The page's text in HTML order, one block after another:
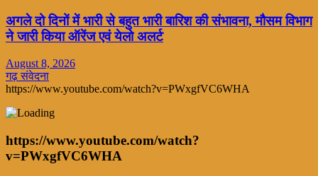
अगले दो दिनों में भारी से बहुत भारी बारिश की संभावना, मौसम विभाग
ने जारी किया ऑरेंज एवं येलो अलर्ट
August 8, 2026
गढ़ संवेदना
https://www.youtube.com/watch?v=PWxgfVC6WHA
https://www.youtube.com/watch?
v=PWxgfVC6WHA